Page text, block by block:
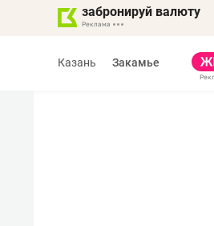
забронируй валюту
Казань Закамье